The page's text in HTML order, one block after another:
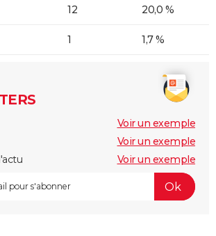
12 20,0 %
1 1,7 %
Voir un exemple
Voir un exemple
Voir un exemple